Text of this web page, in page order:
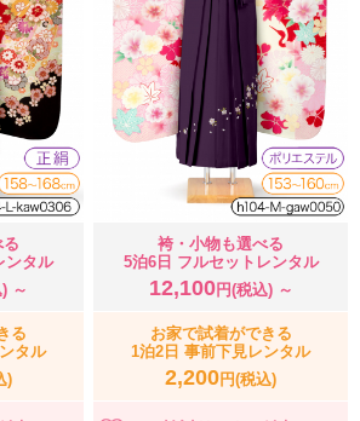
ンタル
～
る
タル
)
袴・小物も選べる
5泊6日 フルセットレンタル
12,100円(税込) ～
お家で試着ができる
1泊2日 事前下見レンタル
2,200円(税込)